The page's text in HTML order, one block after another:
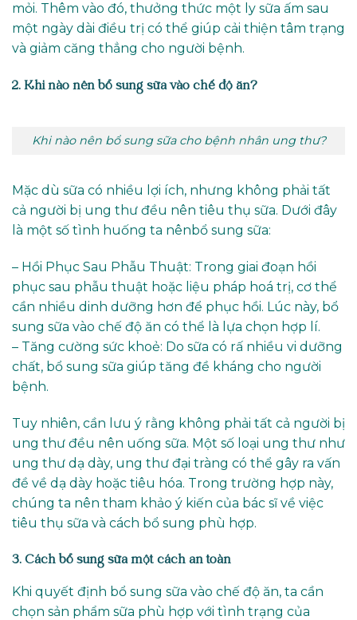
mỏi. Thêm vào đó, thưởng thức một ly sữa ấm sau
một ngày dài điều trị có thể giúp cải thiện tâm trạng
và giảm căng thẳng cho người bệnh.
2. Khi nào nên bổ sung sữa vào chế độ ăn?
Khi nào nên bổ sung sữa cho bệnh nhân ung thư?
Mặc dù sữa có nhiều lợi ích, nhưng không phải tất
cả người bị ung thư đều nên tiêu thụ sữa. Dưới đây
là một số tình huống ta nênbổ sung sữa:
– Hồi Phục Sau Phẫu Thuật: Trong giai đoạn hồi
phục sau phẫu thuật hoặc liệu pháp hoá trị, cơ thể
cần nhiều dinh dưỡng hơn để phục hồi. Lúc này, bổ
sung sữa vào chế độ ăn có thể là lựa chọn hợp lí.
– Tăng cường sức khoẻ: Do sữa có rấ nhiều vi dưỡng
chất, bổ sung sữa giúp tăng đề kháng cho người
bệnh.
Tuy nhiên, cần lưu ý rằng không phải tất cả người bị
ung thư đều nên uống sữa. Một số loại ung thư như
ung thư dạ dày, ung thư đại tràng có thể gây ra vấn
đề về dạ dày hoặc tiêu hóa. Trong trường hợp này,
chúng ta nên tham khảo ý kiến của bác sĩ về việc
tiêu thụ sữa và cách bổ sung phù hợp.
3. Cách bổ sung sữa một cách an toàn
Khi quyết định bổ sung sữa vào chế độ ăn, ta cần
chọn sản phẩm sữa phù hợp với tình trạng của